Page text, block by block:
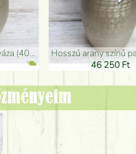
hosszú arany színű
46 250 Ft